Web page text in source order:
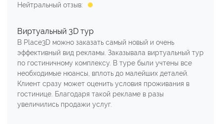
Нейтральный отзыв:
Виртуальный 3D тур
В Place3D можно заказать самый новый и очень
эффективный вид рекламы. Заказывала виртуальный тур
по гостиничному комплексу. В туре были учтены все
необходимые нюансы, вплоть до малейших деталей.
Клиент сразу может оценить условия проживания в
гостинице. Благодаря такой рекламе в разы
увеличились продажи услуг.